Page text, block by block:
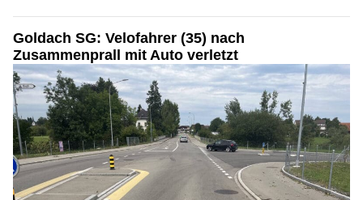
Goldach SG: Velofahrer (35) nach
Zusammenprall mit Auto verletzt